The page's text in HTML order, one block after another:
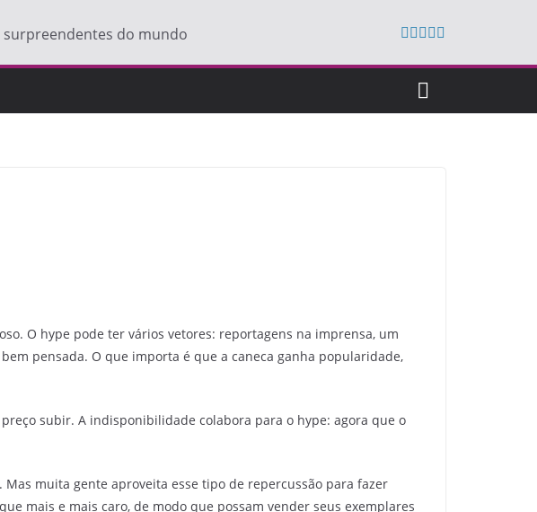
do mundo
O hype pode ter vários vetores: reportagens na imprensa, um
pensada. O que importa é que a caneca ganha popularidade,
subir. A indisponibilidade colabora para o hype: agora que o
muita gente aproveita esse tipo de repercussão para fazer
mais e mais caro, de modo que possam vender seus exemplares